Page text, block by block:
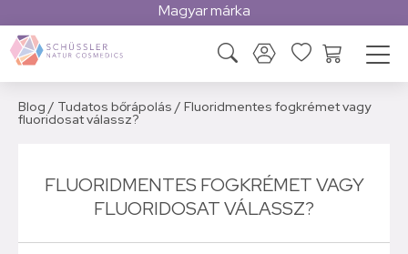
Magyar márka
Blog / Tudatos bőrápolás / Fluoridmentes fogkrémet vagy
fluoridosat válassz?
FLUORIDMENTES FOGKRÉMET VAGY
FLUORIDOSAT VÁLASSZ?